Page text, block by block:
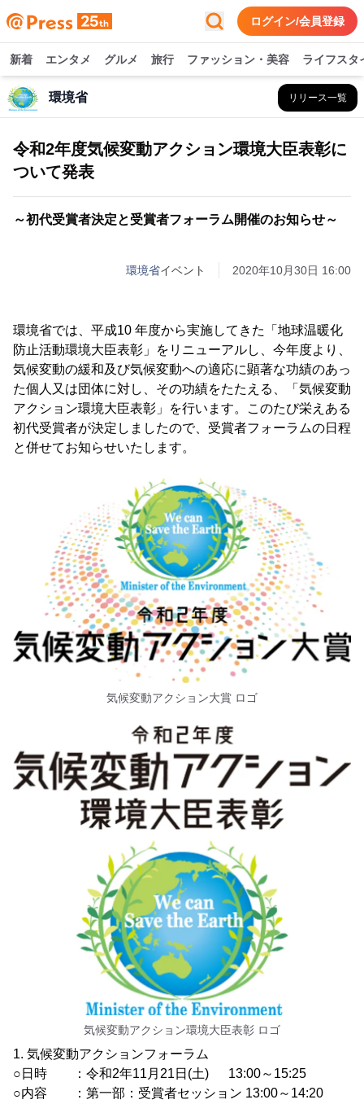
ログイン/会員登録
新着 エンタメ グルメ 旅行 ファッション・美容 ライフスタ
環境省 リリース一覧
令和2年度気候変動アクション環境大臣表彰に
ついて発表
～初代受賞者決定と受賞者フォーラム開催のお知らせ～
環境省イベント 2020年10月30日 16:00
環境省では、平成10 年度から実施してきた「地球温暖化
防止活動環境大臣表彰」をリニューアルし、今年度より、
気候変動の緩和及び気候変動への適応に顕著な功績のあっ
た個人又は団体に対し、その功績をたたえる、「気候変動
アクション環境大臣表彰」を行います。このたび栄えある
初代受賞者が決定しましたので、受賞者フォーラムの日程
と併せてお知らせいたします。
気候変動アクション大賞 ロゴ
気候変動アクション環境大臣表彰 ロゴ
1. 気候変動アクションフォーラム
○日時 ：令和2年11月21日(土) 13:00～15:25
○内容 ：第一部：受賞者セッション 13:00～14:20